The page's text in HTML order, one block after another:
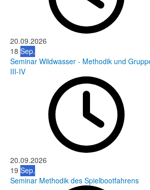
20.09.2026
18 Sep.
Seminar Wildwasser - Methodik und
III-IV
20.09.2026
19 Sep.
Seminar Methodik des Spielbootfahrens